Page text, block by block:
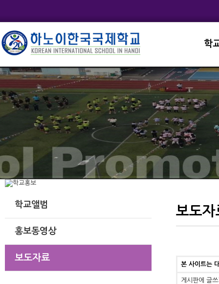
학
교
학
학
학
학교앨범
홍보동영상
보도자료
보도자
본 사이트는
게시판에 글